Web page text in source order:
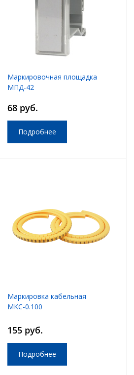
Маркировочная площадка
МПД-42
68 руб.
Подробнее
Маркировка кабельная
МКС-0.100
155 руб.
Подробнее